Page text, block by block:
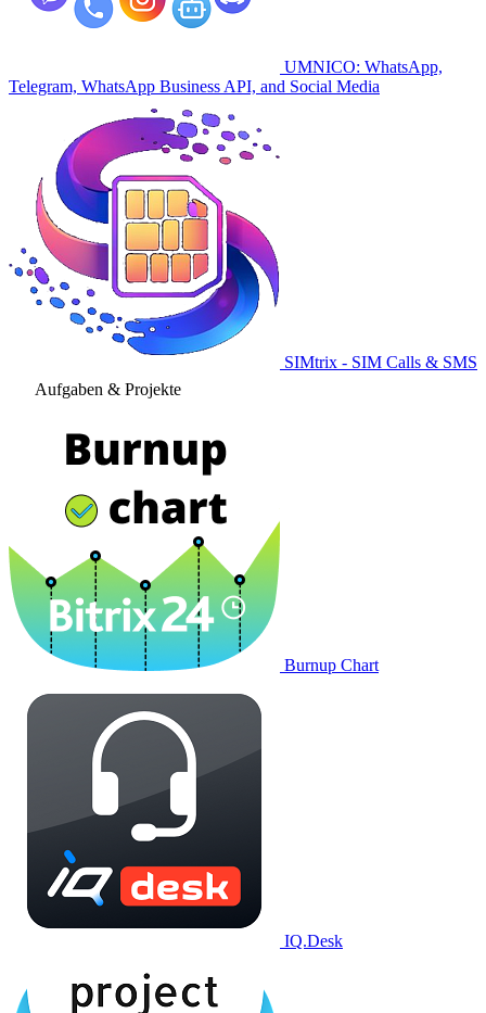
UMNICO: WhatsApp,
Telegram, WhatsApp Business API, and Social Media
SIMtrix - SIM Calls & SMS
Aufgaben & Projekte
Burnup Chart
IQ.Desk